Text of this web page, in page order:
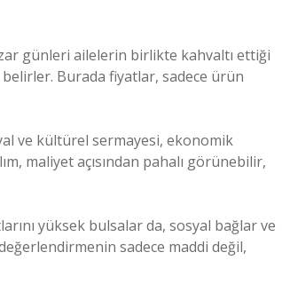
günleri ailelerin birlikte kahvaltı ettiği
Burada fiyatlar, sadece ürün
ve kültürel sermayesi, ekonomik
maliyet açısından pahalı görünebilir,
yüksek bulsalar da, sosyal bağlar ve
sadece maddi değil,